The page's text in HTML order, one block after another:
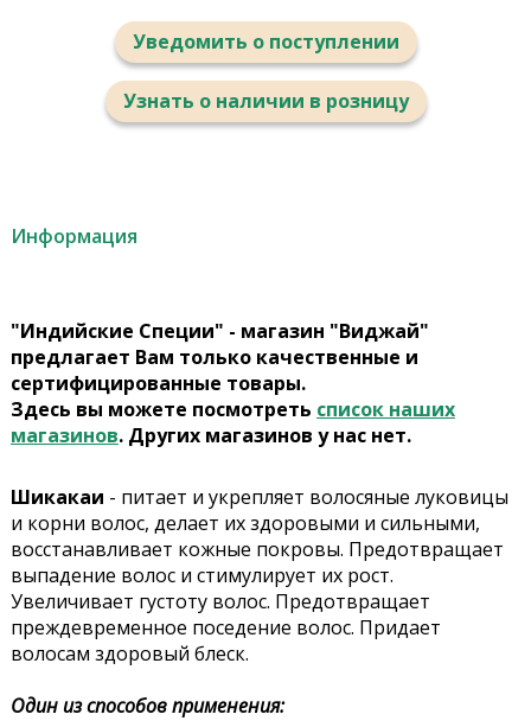
Уведомить о поступлении
Узнать о наличии в розницу
Информация
"Индийские Специи" - магазин "Виджай"
предлагает Вам только качественные и
сертифицированные товары.
Здесь вы можете посмотреть список наших
магазинов. Других магазинов у нас нет.
Шикакаи - питает и укрепляет волосяные луковицы
и корни волос, делает их здоровыми и сильными,
восстанавливает кожные покровы. Предотвращает
выпадение волос и стимулирует их рост.
Увеличивает густоту волос. Предотвращает
преждевременное поседение волос. Придает
волосам здоровый блеск.
Один из способов применения: